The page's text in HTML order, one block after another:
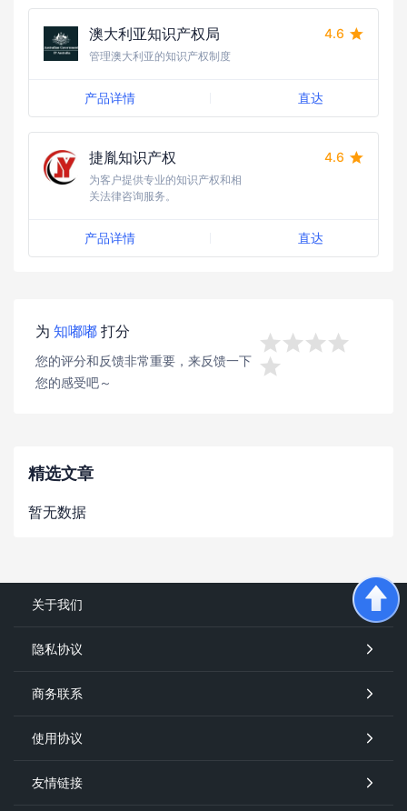
澳大利亚知识产权局 4.6
管理澳大利亚的知识产权制度
产品详情 直达
捷胤知识产权 4.6
为客户提供专业的知识产权和相
关法律咨询服务。
产品详情 直达
为 知嘟嘟 打分
您的评分和反馈非常重要，来反馈一下
您的感受吧～


精选文章
暂无数据
关于我们
隐私协议
商务联系
使用协议
友情链接